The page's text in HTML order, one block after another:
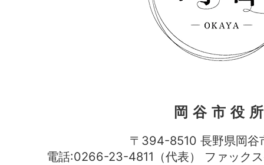
岡谷市役
〒394-8510 長野県岡谷
電話:0266-23-4811（代表） ファッ